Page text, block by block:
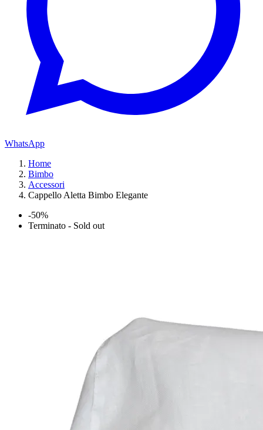
WhatsApp
Home
Bimbo
Accessori
Cappello Aletta Bimbo Elegante
-50%
Terminato - Sold out